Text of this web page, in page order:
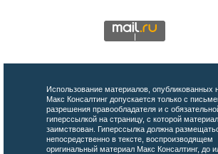
Использование материалов, опубликованных
Макс Консалтинг допускается только с
разрешения правообладателя и с
гиперссылкой на страницу, с которой материал
заимствован. Гиперссылка должна
непосредственно в тексте, воспроизводящем
оригинальный материал Макс Консалтинг, до